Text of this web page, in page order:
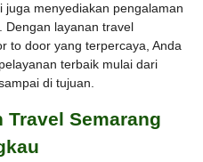
juga menyediakan pengalaman
Dengan layanan travel
to door yang terpercaya, Anda
terbaik mulai dari
di tujuan.
Travel Semarang